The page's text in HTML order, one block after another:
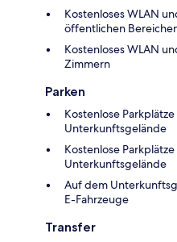
Kostenloses WLAN
öffentlichen
Kostenloses WLAN
Zimmern
Parken
Kostenlose
Unterkunftsgelände
Kostenlose
Unterkunftsgelände
Auf dem
E-Fahrzeuge
Transfer